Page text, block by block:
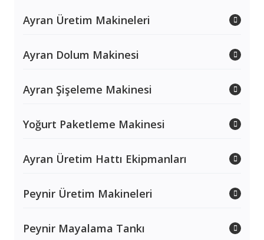
Ayran Üretim Makineleri
Ayran Dolum Makinesi
Ayran Şişeleme Makinesi
Yoğurt Paketleme Makinesi
Ayran Üretim Hattı Ekipmanları
Peynir Üretim Makineleri
Peynir Mayalama Tankı